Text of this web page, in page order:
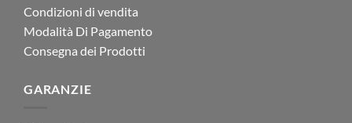
Condizioni di vendita
Modalità Di Pagamento
Consegna dei Prodotti
GARANZIE